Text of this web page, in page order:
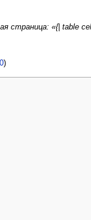
страница: «{| table
)